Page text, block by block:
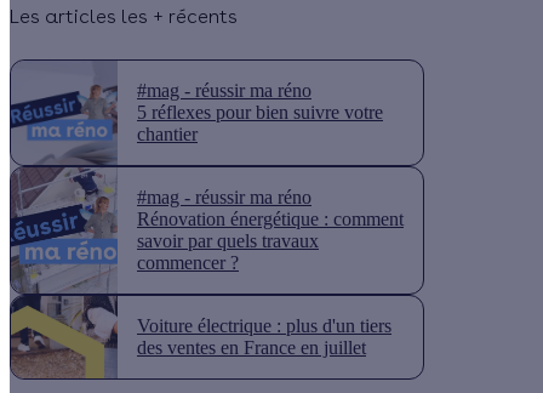
Les articles les + récents
#mag - réussir ma réno
5 réflexes pour bien suivre votre
chantier
#mag - réussir ma réno
Rénovation énergétique : comment
savoir par quels travaux
commencer ?
Voiture électrique : plus d'un tiers
des ventes en France en juillet